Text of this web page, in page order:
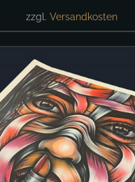
zzgl. Versandkosten